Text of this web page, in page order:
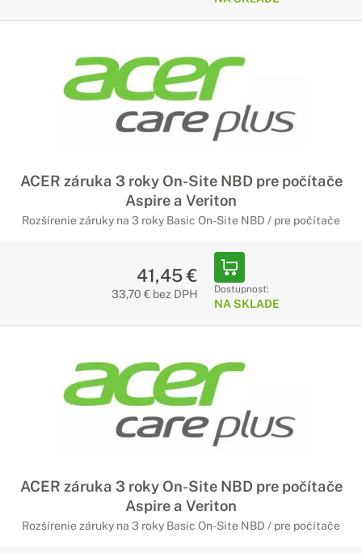
ACER záruka 3 roky On-Site NBD pre počítače
Aspire a Veriton
Rozšírenie záruky na 3 roky Basic On-Site NBD / pre počítače
41,45 €
33,70 € bez DPH Dostupnosť:
NA SKLADE
ACER záruka 3 roky On-Site NBD pre počítače
Aspire a Veriton
Rozšírenie záruky na 3 roky Basic On-Site NBD / pre počítače